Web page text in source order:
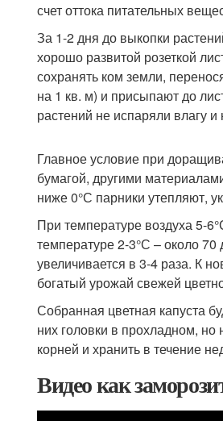
счет оттока питательных
За 1-2 дня до выкопки
хорошо развитой розеткой
сохранять ком земли,
на 1 кв. м) и присыпают до
растений не испаряли влагу
Главное условие при
бумагой, другими
ниже 0°С парники утепляют,
При температуре воздуха 5-
температуре 2-3°С – около
увеличивается в 3-4 раза. К
богатый урожай свежей
Собранная цветная капуста
них головки в прохладном, но
корней и хранить в течение
Видео как